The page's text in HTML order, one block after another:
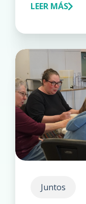
LEER MÁS
Juntos